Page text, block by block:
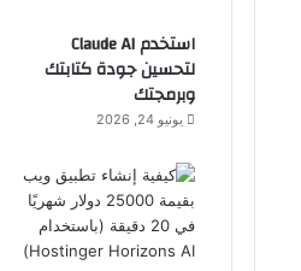
استخدم Claude AI
لتحسين جودة كتابتك
وبرمجتك
يونيو 24, 2026